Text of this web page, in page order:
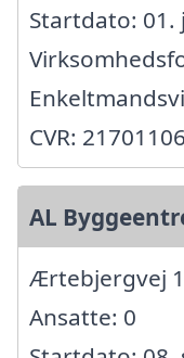
Startdato: 01.
CVR: 21701106
AL
Ærtebjergvej
Ansatte: 0